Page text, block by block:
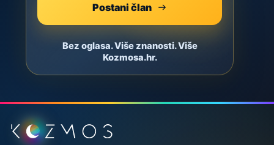
Postani član
Bez oglasa. Više znanosti. Više
Kozmosa.hr.
Podnožje stranice